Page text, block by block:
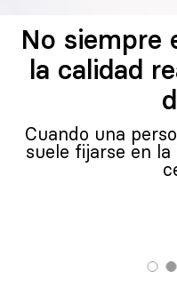
No siempre
la calidad
Cuando una
suele fijarse en